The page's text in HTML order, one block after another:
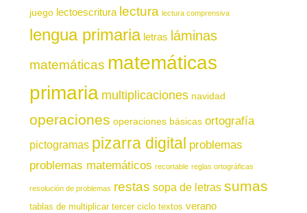
juego lectoescritura lectura lectura comprensiva
lengua primaria letras láminas
matemáticas matemáticas
primaria multiplicaciones navidad
operaciones operaciones básicas ortografía
pictogramas pizarra digital problemas
problemas matemáticos recortable reglas ortográficas
resolución de problemas restas sopa de letras sumas
tablas de multiplicar tercer ciclo textos verano